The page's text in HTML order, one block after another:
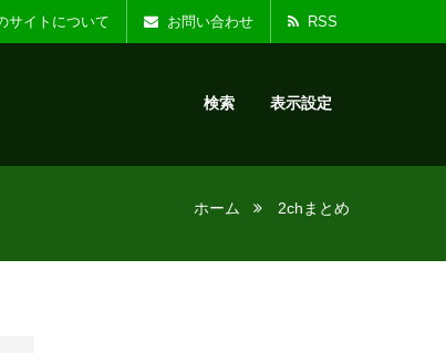
お知らせ :
サイトについて お問い合わせ RSS
検索 表示設定
ホーム 2chまとめ